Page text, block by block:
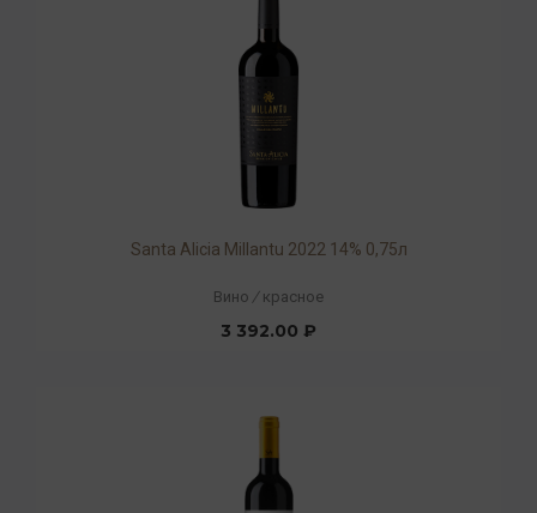
Santa Alicia Millantu 2022 14% 0,75л
Вино / красное
3 392.00 ₽